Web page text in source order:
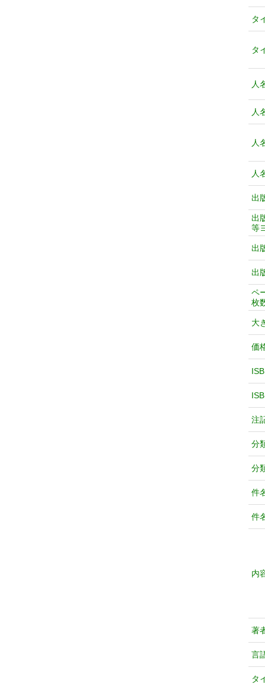
タ
タ
人
人
人
人
出
出
等
出
出
ペ
枚
大
価
注
分
分
件
件
内
著
言
タ